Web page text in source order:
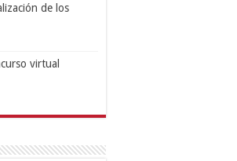
de los
virtual